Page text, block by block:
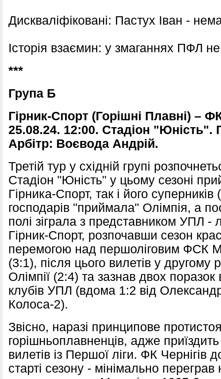
Дискваліфіковані: Пастух Іван -
Історія взаємин: у змаганнях ПФЛ
***
Група Б
Гірник-Cпорт (Горішні Плавні) –
25.08.24. 12:00. Стадіон "Юність".
Арбітр: Воєвода Андрій.
Третій тур у східній групі
Стадіон "Юність" у цьому сезоні
Гірника-Спорт, так і його
господарів "приймала" Олімпія, а
полі зіграла з представником УПЛ
Гірник-Спорт, розпочавши сезон
перемогою над першоліговим ФСК
(3:1), після цього вилетів у другому
Олімпії (2:4) та зазнав двох
клубів УПЛ (вдома 1:2 від
Колоса-2).
Звісно, наразі принципове
горішньоплавненців, адже
вилетів із Першої ліги. ФК Чернігів
старті сезону - мінімально